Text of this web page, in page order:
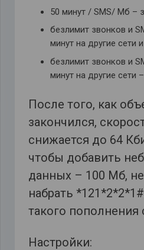
50 минут / SMS/ Мб –
безлимит звонков и
минут на другие сети
безлимит звонков и
минут на другие сети
После того, как
закончился,
снижается до 64
чтобы добавить
данных – 100 Мб,
набрать
такого пополнения
Настройки: